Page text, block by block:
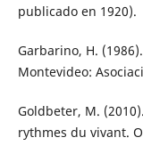
publicado en 1920).
Garbarino, H.
Montevideo:
Goldbeter, M.
rythmes du vivant.